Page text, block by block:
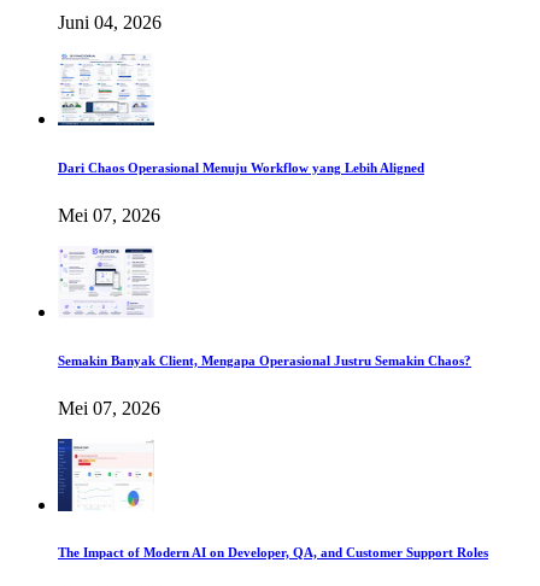
Juni 04, 2026
Dari Chaos Operasional Menuju Workflow yang Lebih Aligned
Mei 07, 2026
Semakin Banyak Client, Mengapa Operasional Justru Semakin Chaos?
Mei 07, 2026
The Impact of Modern AI on Developer, QA, and Customer Support Roles